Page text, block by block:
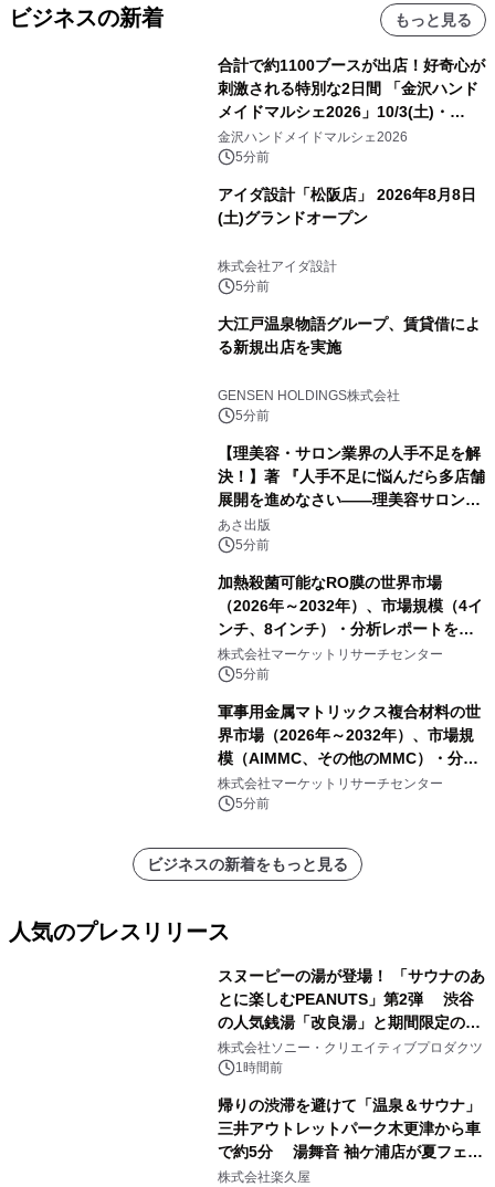
ビジネスの新着 もっと見る
合計で約1100ブースが出店！好奇心が
刺激される特別な2日間 「金沢ハンド
メイドマルシェ2026」10/3(土)・
10/4(日)開催
金沢ハンドメイドマルシェ2026
5分前
アイダ設計「松阪店」 2026年8月8日
(土)グランドオープン
株式会社アイダ設計
5分前
大江戸温泉物語グループ、賃貸借によ
る新規出店を実施
GENSEN HOLDINGS株式会社
5分前
【理美容・サロン業界の人手不足を解
決！】著 『人手不足に悩んだら多店舗
展開を進めなさい――理美容サロン
「多店舗展開」の教科書』2026年8月
24日（月）発売
あさ出版
5分前
加熱殺菌可能なRO膜の世界市場
（2026年～2032年）、市場規模（4イ
ンチ、8インチ）・分析レポートを発
表
株式会社マーケットリサーチセンター
5分前
軍事用金属マトリックス複合材料の世
界市場（2026年～2032年）、市場規
模（AlMMC、その他のMMC）・分析
レポートを発表
株式会社マーケットリサーチセンター
5分前
ビジネスの新着をもっと見る
人気のプレスリリース
スヌーピーの湯が登場！ 「サウナのあ
とに楽しむPEANUTS」第2弾 渋谷
の人気銭湯「改良湯」と期間限定のコ
ラボレーション サウナイキタイコラ
ボグッズも発売決定！
株式会社ソニー・クリエイティブプロダクツ
1時間前
帰りの渋滞を避けて「温泉＆サウナ」
三井アウトレットパーク木更津から車
で約5分 湯舞音 袖ケ浦店が夏フェア
メニューを提供
株式会社楽久屋